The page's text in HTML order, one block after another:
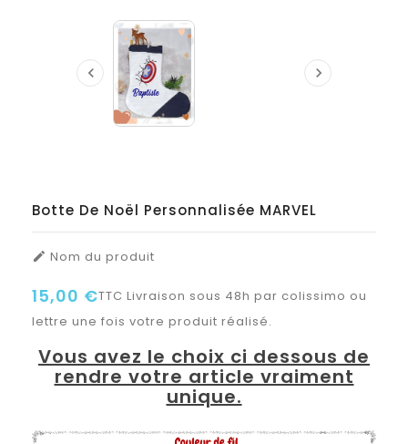
 
Botte De Noël Personnalisée MARVEL
 Nom du produit
15,00 €TTC Livraison sous 48h par colissimo ou
lettre une fois votre produit réalisé.
Vous avez le choix ci dessous de
rendre votre article vraiment
unique.